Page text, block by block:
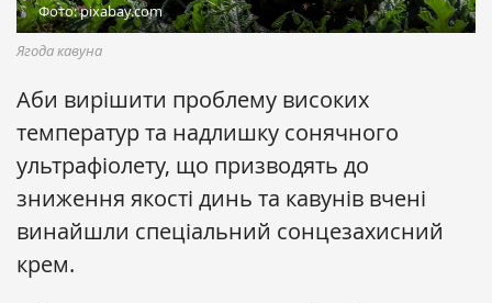
Фото: pixabay.com
Ягода кавуна
Аби вирішити проблему високих
температур та надлишку сонячного
ультрафіолету, що призводять до
зниження якості динь та кавунів вчені
винайшли спеціальний сонцезахисний
крем.